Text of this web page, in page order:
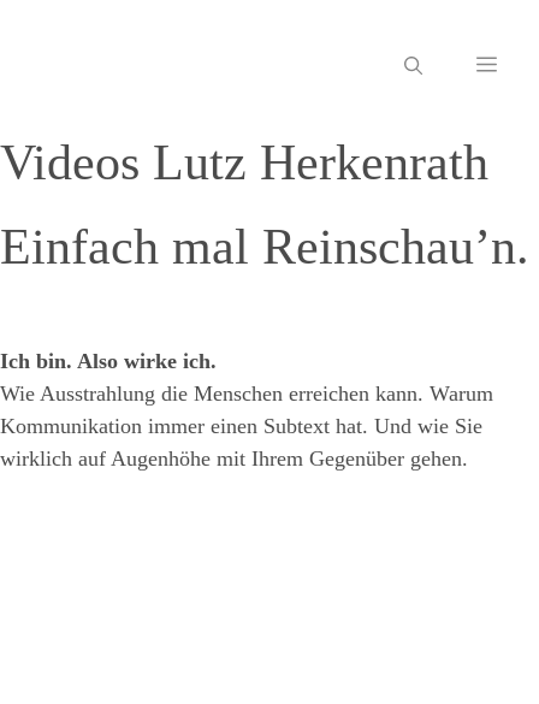
Videos Lutz Herkenrath
Einfach mal Reinschau’n.
Ich bin. Also wirke ich.
Wie Ausstrahlung die Menschen erreichen kann. Warum
Kommunikation immer einen Subtext hat. Und wie Sie
wirklich auf Augenhöhe mit Ihrem Gegenüber gehen.